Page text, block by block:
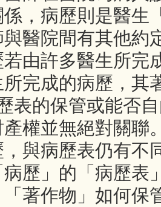
係，病歷則是醫生
醫院間有其他約
由許多醫生所完
所完成的病歷，其
表的保管或能否
權並無絕對關聯
，與病歷表仍有不
歷」的「病歷表
著作物」如何保